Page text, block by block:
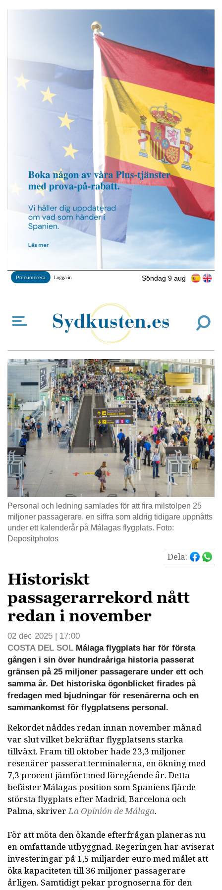
Söndag 9 aug
Prenumerera Logga in
Personal och ledning samlades för att fira milstolpen 25
miljoner passagerare, en siffra som aldrig tidigare uppnåtts
under ett kalenderår på Málagas flygplats. Foto:
Depositphotos
Dela:
Historiskt
passagerarrekord nått
redan i november
02 dec 2025 | 17:00
COSTA DEL SOL Málaga flygplats har för första
gången i sin över hundraåriga historia passerat
gränsen på 25 miljoner passagerare under ett och
samma år. Det historiska ögonblicket firades på
fredagen med bjudningar för resenärerna och en
sammankomst för flygplatsens personal.
Rekordet nåddes redan innan november månad
var slut vilket bekräftar flygplatsens starka
tillväxt. Fram till oktober hade 23,3 miljoner
resenärer passerat terminalerna, en ökning med
7,3 procent jämfört med föregående år. Detta
befäster Málagas position som Spaniens fjärde
största flygplats efter Madrid, Barcelona och
Palma, skriverLa Opinión de Málaga.
För att möta den ökande efterfrågan planeras nu
en omfattande utbyggnad. Regeringen har aviserat
investeringar på 1,5 miljarder euro med målet att
öka kapaciteten till 36 miljoner passagerare
årligen. Samtidigt pekar prognoserna för den